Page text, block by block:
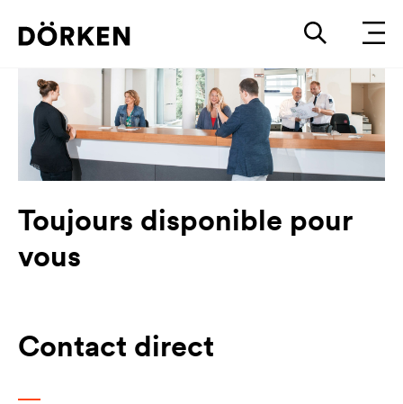
Toujours disponible pour
vous
Contact direct